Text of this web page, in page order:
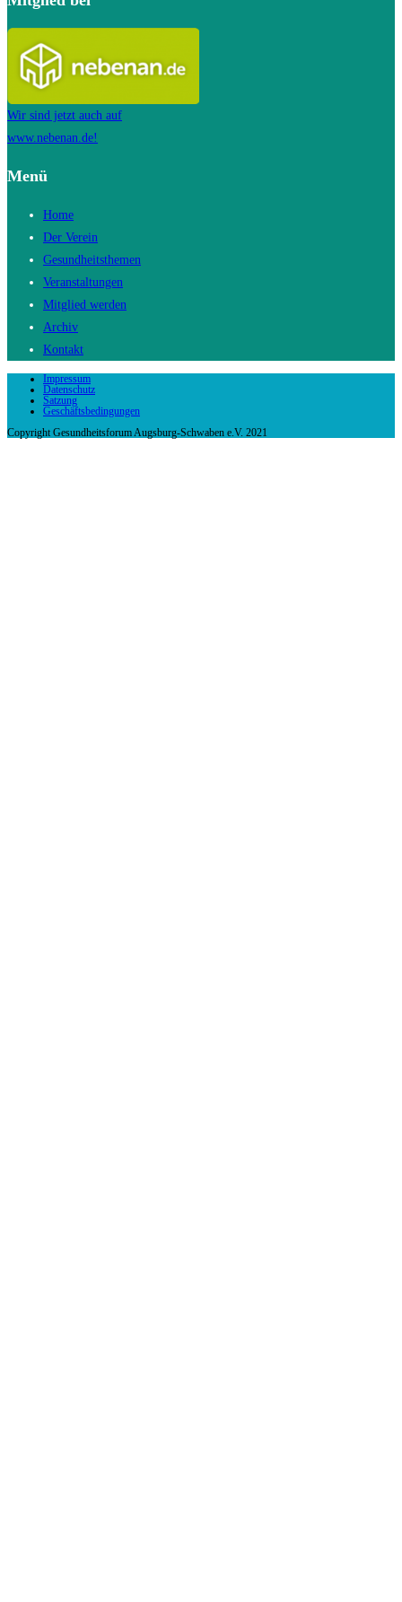
Wir sind jetzt auch auf
www.nebenan.de!
Menü
Home
Der Verein
Gesundheitsthemen
Veranstaltungen
Mitglied werden
Archiv
Kontakt
Impressum
Datenschutz
Satzung
Geschäftsbedingungen
Copyright Gesundheitsforum Augsburg-Schwaben e.V. 2021